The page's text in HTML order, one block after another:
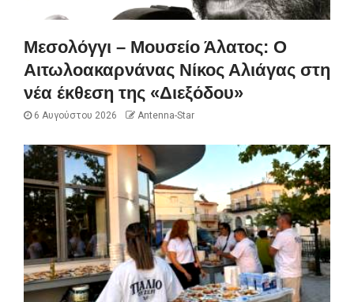
Μεσολόγγι – Μουσείο Άλατος: Ο
Αιτωλοακαρνάνας Νίκος Αλιάγας στη
νέα έκθεση της «Διεξόδου»
6 Αυγούστου 2026 Antenna-Star